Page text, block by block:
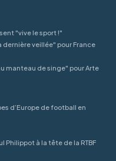
"vive le sport !"
dernière veillée" pour France
manteau de singe" pour Arte
d’Europe de football en
Philippot à la tête de la RTBF